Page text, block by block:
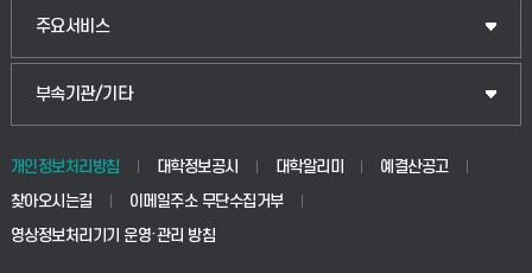
생명공학부
산업대학원
공공정책대학원
교육대학원
주요서비스
입학안내
웹메일
학사시스템(전문학사 및 전공심화)
부속기관/기타
중앙도서관
학생생활관(안성)
개인정보처리방침 대학정보공시 대학알리미
예결산공고
찾아오시는길
이메일주소 무단수집거부
영상정보처리기기 운영·관리 방침